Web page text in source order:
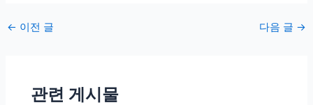
포
← 이전 글 다음 글 →
관련 게시물